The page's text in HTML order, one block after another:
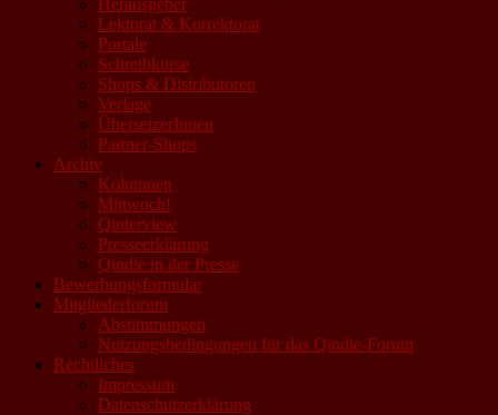
Lektorat & Korrektorat
Portale
Schreibkurse
Shops & Distributoren
Verlage
ÜbersetzerInnen
Partner-Shops
Archiv
Kolumnen
Mittwoch!
Qinterview
Presseerklärung
Qindie in der Presse
Bewerbungsformular
Mitgliederforum
Abstimmungen
Nutzungsbedingungen für das Qindie-Forum
Rechtliches
Impressum
Datenschutzerklärung